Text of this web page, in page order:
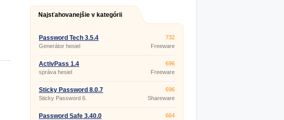
Najsťahovanejšie v kategórii
Password Tech 3.5.4
Generátor hesiel
732
Freeware
ActivPass 1.4
správa hesiel
696
Freeware
Sticky Password 8.0.7
Sticky Password 6.
696
Shareware
Password Safe 3.40.0
664